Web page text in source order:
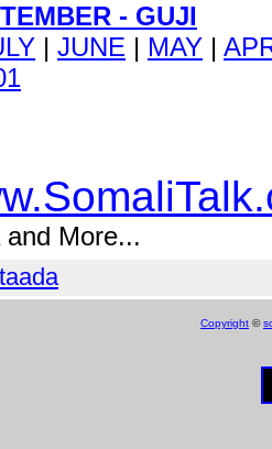
- GUJI
| JUNE | MAY |
More...
Copyright ©